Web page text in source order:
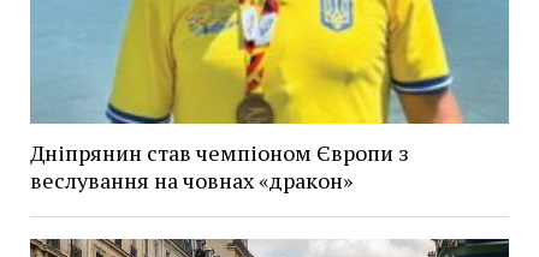
Дніпрянин став чемпіоном Європи з
веслування на човнах «дракон»